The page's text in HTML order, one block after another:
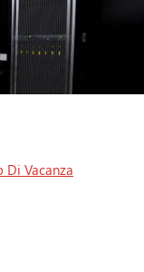
Di Vacanza